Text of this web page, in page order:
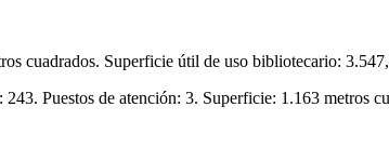
cuadrados. Superficie útil de uso bibliotecario:
243. Puestos de atención: 3. Superficie: 1.163 metros